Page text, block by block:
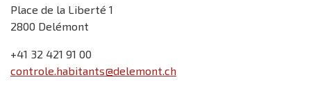
Place de la Liberté 1
2800 Delémont
+41 32 421 91 00
controle.habitants@delemont.ch